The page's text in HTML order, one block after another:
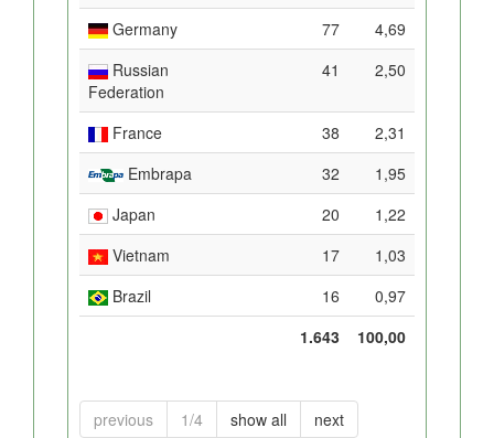
Germany
77
4,69
Russian
Federation
41 2,50
France 38
2,31
Embrapa
32
1,95
Japan
20
1,22
Vietnam
17
1,03
Brazil
16
0,97
1.643
100,00
previous 1/4 show all next